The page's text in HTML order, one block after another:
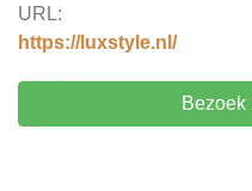
URL:
https://luxstyle.nl/
Bezoek